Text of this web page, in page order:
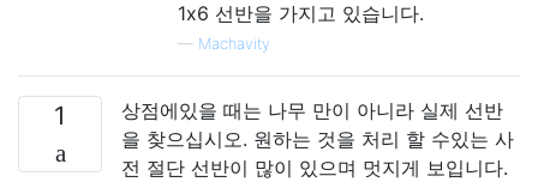
1x6 선반을 가지고 있습니다.
— Machavity
1
상점에있을 때는 나무 만이 아니라 실제 선반
을 찾으십시오. 원하는 것을 처리 할 수있는 사
전 절단 선반이 많이 있으며 멋지게 보입니다.